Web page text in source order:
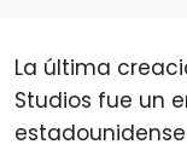
La última
Studios fue un